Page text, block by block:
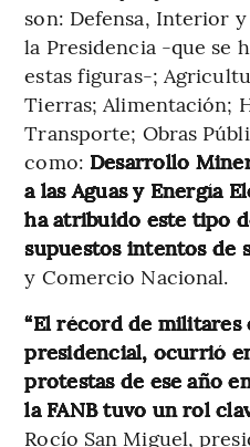
son: Defensa, Interior
la Presidencia -que se
estas figuras-;
Tierras; Alimentación;
Transporte; Obras
como: Desarrollo
a las Aguas y Energía
ha atribuido este tipo
supuestos intentos de
y Comercio Nacional.
“El récord de militares
presidencial, ocurrió
protestas de ese año
la FANB tuvo un rol
Rocío San Miguel,